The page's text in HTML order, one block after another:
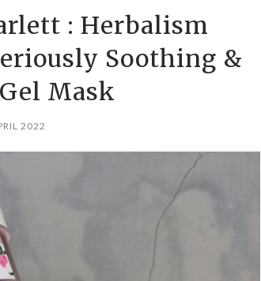
: Herbalism
Soothing &
Mask
2022